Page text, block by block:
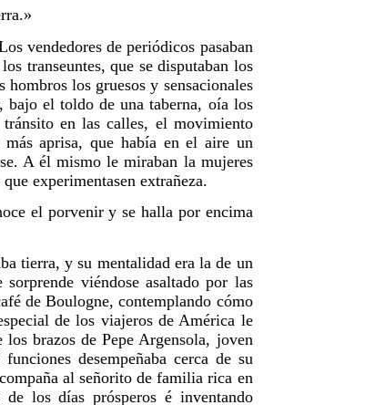
vendedores de periódicos pasaban
transeuntes, que se disputaban los
los gruesos y sensacionales
bajo el toldo de una taberna, oía los
tránsito en las calles, el movimiento
aprisa, que había en el aire un
A él mismo le miraban la mujeres
experimentasen extrañeza.
el porvenir y se halla por encima
tierra, y su mentalidad era la de un
viéndose asaltado por las
de Boulogne, contemplando cómo
de los viajeros de América le
brazos de Pepe Argensola, joven
desempeñaba cerca de su
al señorito de familia rica en
los días prósperos é inventando